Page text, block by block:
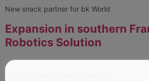
New snack partner for bk World
Expansion in southern
Robotics Solution